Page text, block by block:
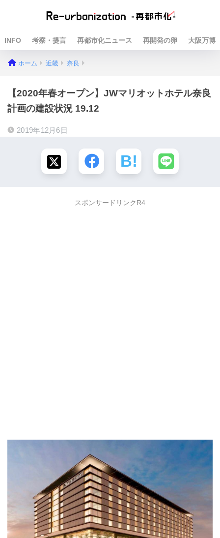
INFO 考察・提言 再都市化ニュース 再開発の卵 大阪万博
ホーム 近畿 奈良
【2020年春オープン】JWマリオットホテル奈良
計画の建設状況 19.12
2019年12月6日
スポンサードリンクR4